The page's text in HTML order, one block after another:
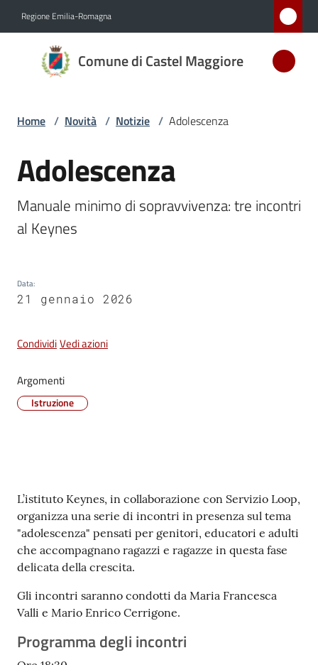
Regione Emilia-Romagna
Comune di Castel Maggiore
Comune
di Castel
D'ARGENTO
CIVILE
Amministrazione
Menu selezionato
Servizi
Vivere
Castel
Albo
pretorio
Tutti
gli
argomenti...
Home / Novità / Notizie / Adolescenza
Salta al contenuto
Adolescenza
Manuale minimo di sopravvivenza: tre incontri
al Keynes
Data:
21 gennaio 2026
CondividiVedi azioni
Argomenti
Istruzione
Contenuto
L’istituto Keynes, in collaborazione con Servizio Loop,
organizza una serie di incontri in presenza sul tema
"adolescenza" pensati per genitori, educatori e adulti
che accompagnano ragazzi e ragazze in questa fase
delicata della crescita.
Gli incontri saranno condotti da Maria Francesca
Valli e Mario Enrico Cerrigone.
Programma degli incontri